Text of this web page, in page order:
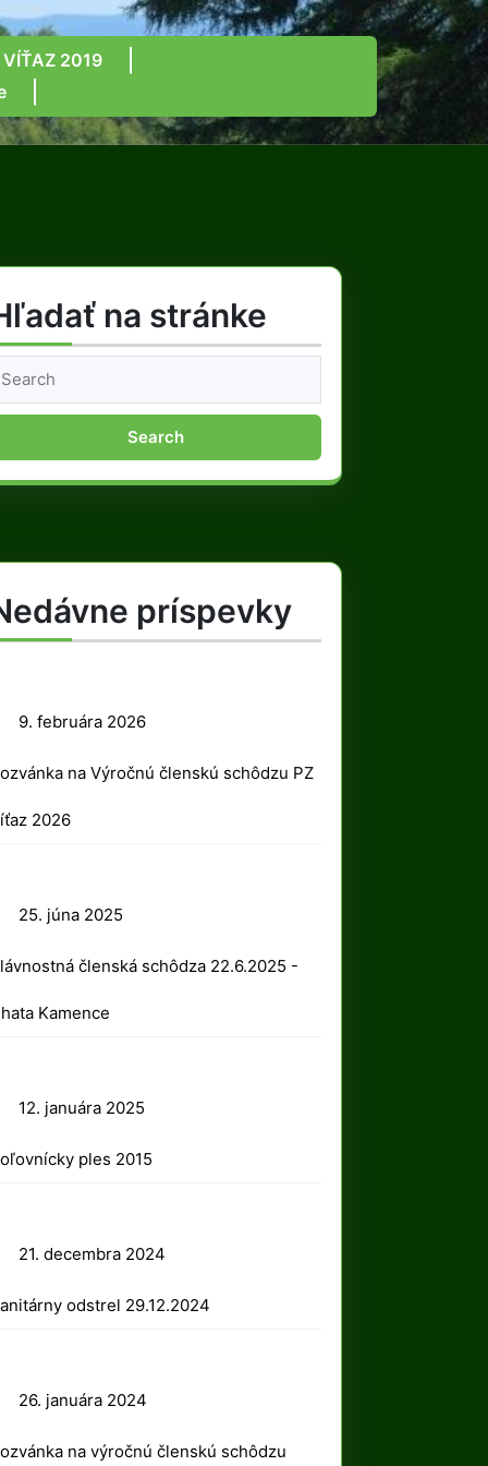
2019
na stránke
príspevky
9. februára 20269.
februára
na Výročnú členskú schôdzu PZ
2026
25. júna 2025
júna
členská schôdza 22.6.2025 -
Kamence
12. januára 2025
januára
ples 2015
21. decembra 2024
decembra
odstrel 29.12.2024
26. januára 2024
januára
na výročnú členskú schôdzu